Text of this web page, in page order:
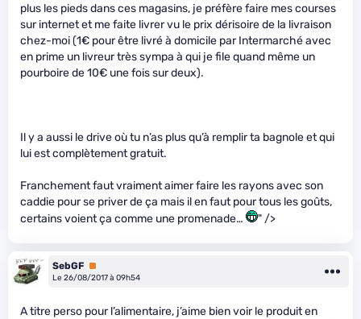
plus les pieds dans ces magasins, je préfère faire mes courses
sur internet et me faite livrer vu le prix dérisoire de la livraison
chez-moi (1€ pour être livré à domicile par Intermarché avec
en prime un livreur très sympa à qui je file quand même un
pourboire de 10€ une fois sur deux).
Il y a aussi le drive où tu n’as plus qu’à remplir ta bagnole et qui
lui est complètement gratuit.
Franchement faut vraiment aimer faire les rayons avec son
caddie pour se priver de ça mais il en faut pour tous les goûts,
certains voient ça comme une promenade…
" />
SebGF Premium
Le 26/08/2017 à 09h54
A titre perso pour l’alimentaire, j’aime bien voir le produit en